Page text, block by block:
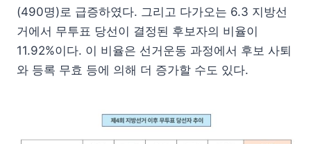
(490명)로 급증하였다. 그리고 다가오는 6.3 지방선
거에서 무투표 당선이 결정된 후보자의 비율이
11.92%이다. 이 비율은 선거운동 과정에서 후보 사퇴
와 등록 무효 등에 의해 더 증가할 수도 있다.